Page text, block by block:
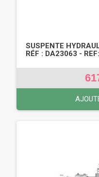
SUSPENTE
RÉF : DA23063 -